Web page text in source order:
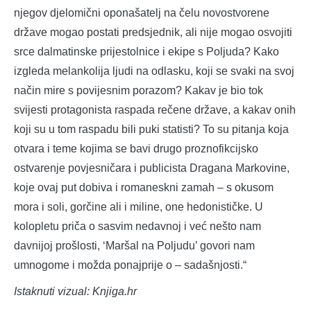
njegov djelomični oponašatelj na čelu novostvorene
države mogao postati predsjednik, ali nije mogao osvojiti
srce dalmatinske prijestolnice i ekipe s Poljuda? Kako
izgleda melankolija ljudi na odlasku, koji se svaki na svoj
način mire s povijesnim porazom? Kakav je bio tok
svijesti protagonista raspada rečene države, a kakav onih
koji su u tom raspadu bili puki statisti? To su pitanja koja
otvara i teme kojima se bavi drugo proznofikcijsko
ostvarenje povjesničara i publicista Dragana Markovine,
koje ovaj put dobiva i romaneskni zamah – s okusom
mora i soli, gorčine ali i miline, one hedonističke. U
kolopletu priča o sasvim nedavnoj i već nešto nam
davnijoj prošlosti, ‘Maršal na Poljudu’ govori nam
umnogome i možda ponajprije o – sadašnjosti.“
Istaknuti vizual: Knjiga.hr